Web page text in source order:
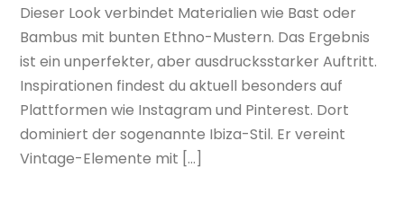
Dieser Look verbindet Materialien wie Bast oder
Bambus mit bunten Ethno-Mustern. Das Ergebnis
ist ein unperfekter, aber ausdrucksstarker Auftritt.
Inspirationen findest du aktuell besonders auf
Plattformen wie Instagram und Pinterest. Dort
dominiert der sogenannte Ibiza-Stil. Er vereint
Vintage-Elemente mit […]